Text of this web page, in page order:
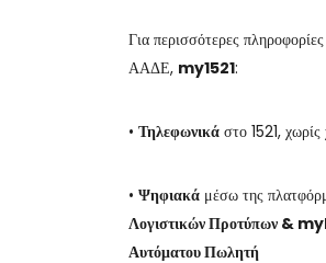
Για περισσότερες
ΑΑΔΕ, my1521:
• Τηλεφωνικά στο 1521,
• Ψηφιακά μέσω της
Λογιστικών Προτύπων &
Αυτόματου Πωλητή